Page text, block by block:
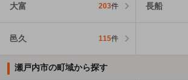
大富 203件 長船
邑久 115件
瀬戸内市の町域から探す